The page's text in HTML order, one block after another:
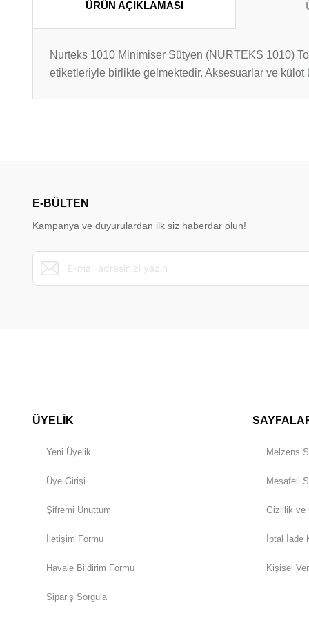
ÜRÜN AÇIKLAMASI
Nurteks 1010 Minimiser Sütyen (NURTEKS 1010)
etiketleriyle birlikte gelmektedir. Aksesuarlar ve külot
Ürün açıklamasında eksik bilgiler bulunuyor.
Ürün bilgilerinde hatalar bulunuyor.
Bu ürüne benzer farklı alternatifler olmalı.
E-BÜLTEN
Kampanya ve duyurulardan ilk siz haberdar olun!
ÜYELİK
Yeni Üyelik
Üye Girişi
Şifremi Unuttum
İletişim Formu
Havale Bildirim Formu
Sipariş Sorgula
Melzens
Mesafeli
Gizlilik ve
İptal İade
Kişisel